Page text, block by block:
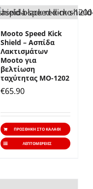
Mooto Speed Kick
Shield – Ασπίδα
Λακτισμάτων
Mooto για
βελτίωση
ταχύτητας ΜO-1202
€65.90
ΠΡΟΣΘΉΚΗ ΣΤΟ ΚΑΛΆΘΙ
ΛΕΠΤΟΜΈΡΕΙΕΣ